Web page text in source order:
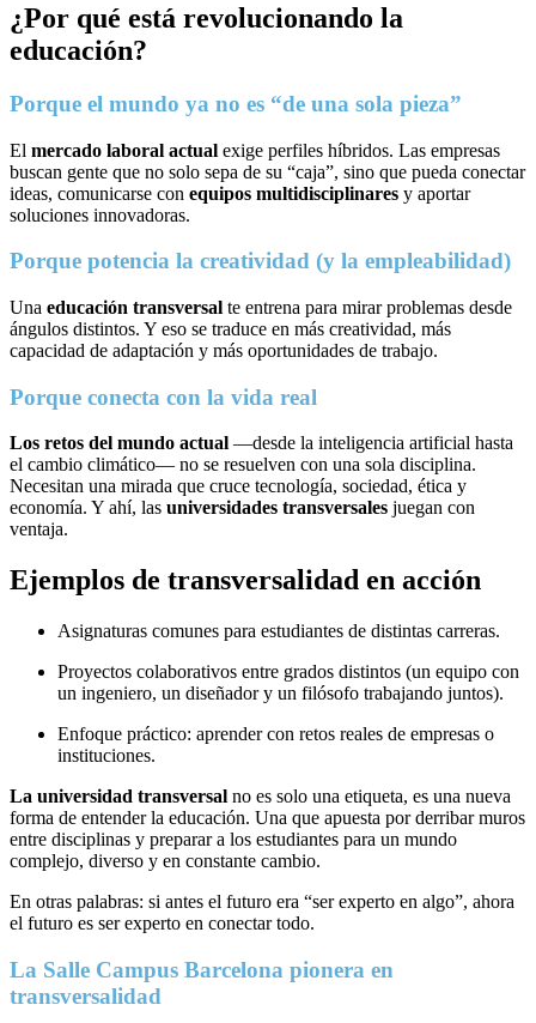
¿Por qué está revolucionando la
educación?
Porque el mundo ya no es “de una sola pieza”
El mercado laboral actual exige perfiles híbridos. Las empresas
buscan gente que no solo sepa de su “caja”, sino que pueda conectar
ideas, comunicarse con equipos multidisciplinares y aportar
soluciones innovadoras.
Porque potencia la creatividad (y la empleabilidad)
Una educación transversal te entrena para mirar problemas desde
ángulos distintos. Y eso se traduce en más creatividad, más
capacidad de adaptación y más oportunidades de trabajo.
Porque conecta con la vida real
Los retos del mundo actual —desde la inteligencia artificial hasta
el cambio climático— no se resuelven con una sola disciplina.
Necesitan una mirada que cruce tecnología, sociedad, ética y
economía. Y ahí, las universidades transversales juegan con
ventaja.
Ejemplos de transversalidad en acción
Asignaturas comunes para estudiantes de distintas carreras.
Proyectos colaborativos entre grados distintos (un equipo con
un ingeniero, un diseñador y un filósofo trabajando juntos).
Enfoque práctico: aprender con retos reales de empresas o
instituciones.
La universidad transversal no es solo una etiqueta, es una nueva
forma de entender la educación. Una que apuesta por derribar muros
entre disciplinas y preparar a los estudiantes para un mundo
complejo, diverso y en constante cambio.
En otras palabras: si antes el futuro era “ser experto en algo”, ahora
el futuro es ser experto en conectar todo.
La Salle Campus Barcelona pionera en
transversalidad